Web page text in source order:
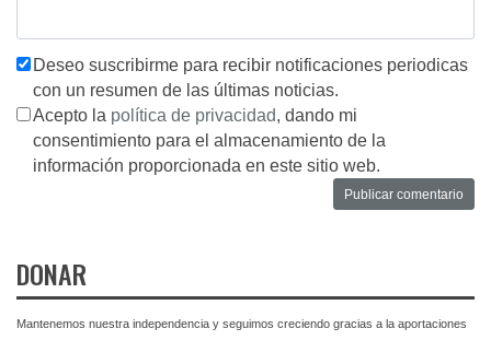
Deseo suscribirme para recibir notificaciones periodicas
con un resumen de las últimas noticias.
Acepto la política de privacidad, dando mi
consentimiento para el almacenamiento de la
información proporcionada en este sitio web.
DONAR
Mantenemos nuestra independencia y seguimos creciendo gracias a la aportaciones